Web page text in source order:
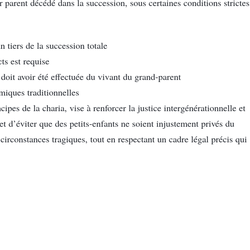
décédé dans la succession, sous certaines conditions strictes
tiers de la succession totale
est requise
avoir été effectuée du vivant du grand-parent
traditionnelles
de la charia, vise à renforcer la justice intergénérationnelle et
que des petits-enfants ne soient injustement privés du
tragiques, tout en respectant un cadre légal précis qui